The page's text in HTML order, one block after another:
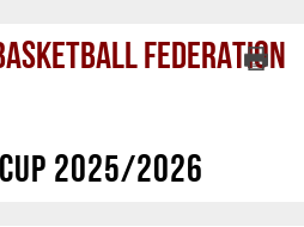
Federation
2025/2026